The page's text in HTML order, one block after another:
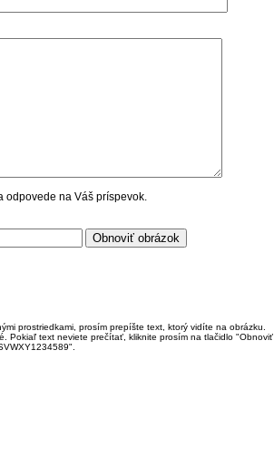
odpovede na Váš príspevok.
prostriedkami, prosím prepíšte text, ktorý vidíte na obrázku.
Pokiaľ text neviete prečítať, kliknite prosím na tlačidlo "Obnoviť